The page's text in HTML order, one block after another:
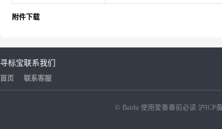
附件下载
寻标宝
首页
联系我们
联系客服
© Baidu 使用爱番番前必读 沪ICP